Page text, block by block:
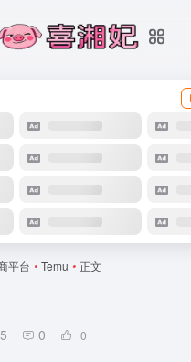
平台 • Temu • 正文
5 0 0